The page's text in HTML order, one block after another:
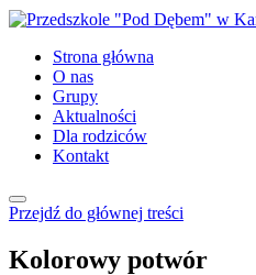
Strona główna
O nas
Grupy
Aktualności
Dla rodziców
Kontakt
Przejdź do głównej treści
Kolorowy potwór